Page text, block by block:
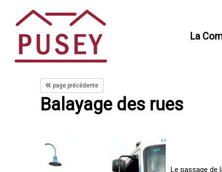
La
page précédente
Balayage des rues
Le passage de